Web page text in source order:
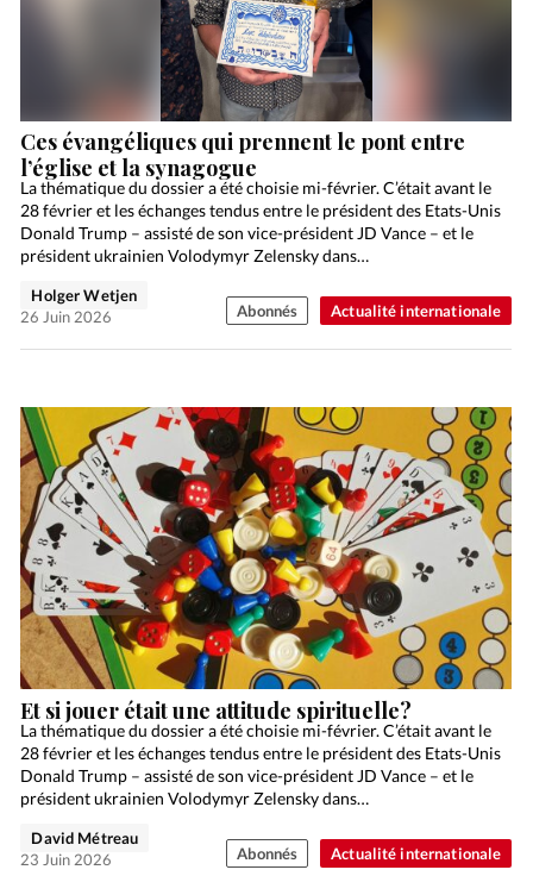
Actualité internationale
Ces évangéliques qui prennent le pont entre
l’église et la synagogue
La thématique du dossier a été choisie mi-février. C’était avant le
28 février et les échanges tendus entre le président des Etats-Unis
Donald Trump – assisté de son vice-président JD Vance – et le
président ukrainien Volodymyr Zelensky dans…
Holger Wetjen
26 Juin 2026
Abonnés
Actualité internationale
Et si jouer était une attitude spirituelle?
La thématique du dossier a été choisie mi-février. C’était avant le
28 février et les échanges tendus entre le président des Etats-Unis
Donald Trump – assisté de son vice-président JD Vance – et le
président ukrainien Volodymyr Zelensky dans…
David Métreau
23 Juin 2026
Abonnés